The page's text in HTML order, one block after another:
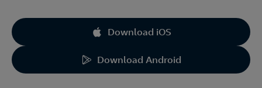
Download iOS
Download Android